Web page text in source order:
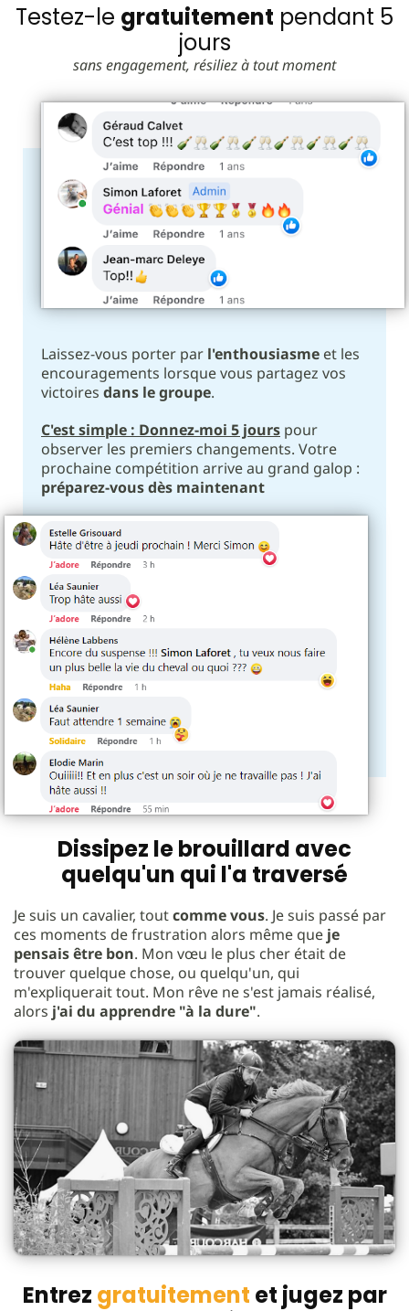
Testez-le gratuitement pendant 5
jours
sans engagement, résiliez à tout moment
Laissez-vous porter par l'enthousiasme et les
encouragements lorsque vous partagez vos
victoires dans le groupe.
C'est simple : Donnez-moi 5 jours pour
observer les premiers changements. Votre
prochaine compétition arrive au grand galop :
préparez-vous dès maintenant
Dissipez le brouillard avec
quelqu'un qui l'a traversé
Je suis un cavalier, toutcomme vous. Je suis passé par
ces moments de frustration alors même que je
pensais être bon. Mon vœu le plus cher était de
trouver quelque chose, ou quelqu'un, qui
m'expliquerait tout. Mon rêve ne s'est jamais réalisé,
alors j'ai du apprendre "à la dure".
Entrez gratuitement et jugez par